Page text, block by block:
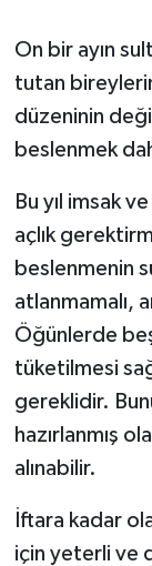
On bir ayın
tutan
düzeninin
beslenmek
Bu yıl imsak
açlık
beslenmenin
atlanmamalı,
Öğünlerde
tüketilmesi
gereklidir.
hazırlanmış
alınabilir.
İftara kadar
için yeterli ve